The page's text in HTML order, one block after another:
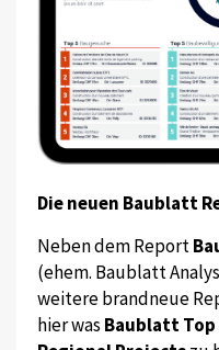
Die neuen Baublatt
Neben dem Report
(ehem. Baublatt
weitere brandneue
hier was Baublatt Top